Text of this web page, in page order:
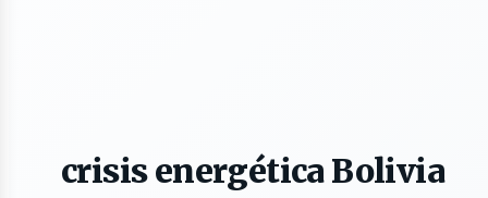
crisis energética Bolivia